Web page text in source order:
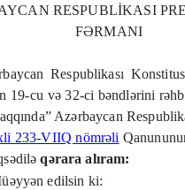
RESPUBLİKASI
FƏRMANI
Respublikası
19-cu və 32-ci bəndlərini
Azərbaycan
233-VIIQ nömrəli
qərara alıram:
edilsin ki: